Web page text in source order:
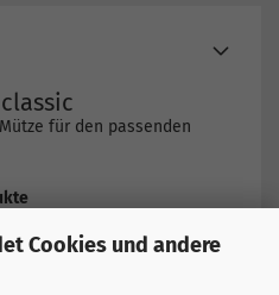
Cookies und andere
für den passenden